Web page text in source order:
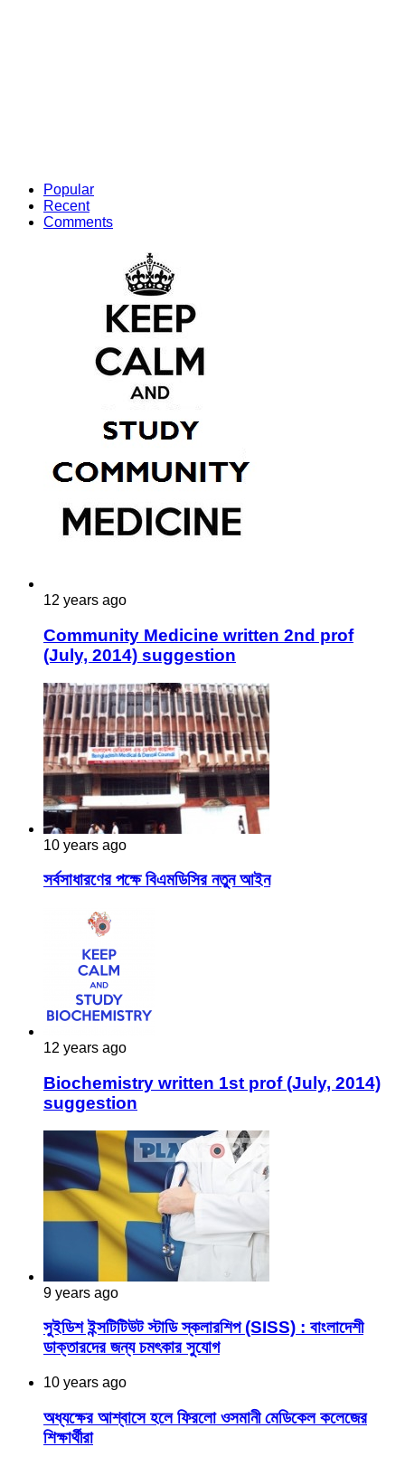
Popular
Recent
Comments
12 years ago
Community Medicine written 2nd prof
(July, 2014) suggestion
10 years ago
সর্বসাধারণের পক্ষে বিএমডিসির নতুন আইন
12 years ago
Biochemistry written 1st prof (July, 2014)
suggestion
9 years ago
সুইডিশ ইন্সটিটিউট স্টাডি স্কলারশিপ (SISS) : বাংলাদেশী
ডাক্তারদের জন্য চমৎকার সুযোগ
10 years ago
অধ্যক্ষের আশ্বাসে হলে ফিরলো ওসমানী মেডিকেল কলেজের
শিক্ষার্থীরা